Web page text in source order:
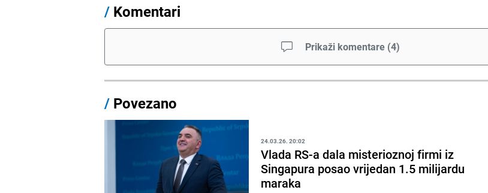
/ Komentari
Prikaži komentare (4)
/ Povezano
24.03.26. 20:02
Vlada RS-a dala misterioznoj firmi iz
Singapura posao vrijedan 1.5 milijardu
maraka